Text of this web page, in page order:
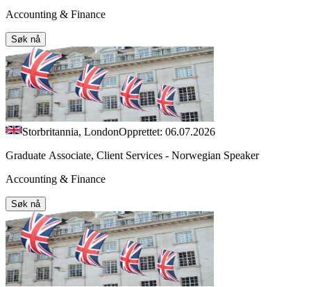
Accounting & Finance
Søk nå
Storbritannia, LondonOpprettet: 06.07.2026
Graduate Associate, Client Services - Norwegian Speaker
Accounting & Finance
Søk nå